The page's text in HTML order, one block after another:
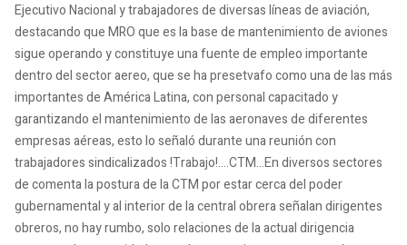
Ejecutivo Nacional y trabajadores de diversas líneas de aviación,
destacando que MRO que es la base de mantenimiento de aviones
sigue operando y constituye una fuente de empleo importante
dentro del sector aereo, que se ha presetvafo como una de las más
importantes de América Latina, con personal capacitado y
garantizando el mantenimiento de las aeronaves de diferentes
empresas aéreas, esto lo señaló durante una reunión con
trabajadores sindicalizados !Trabajo!....CTM...En diversos sectores
de comenta la postura de la CTM por estar cerca del poder
gubernamental y al interior de la central obrera señalan dirigentes
obreros, no hay rumbo, solo relaciones de la actual dirigencia